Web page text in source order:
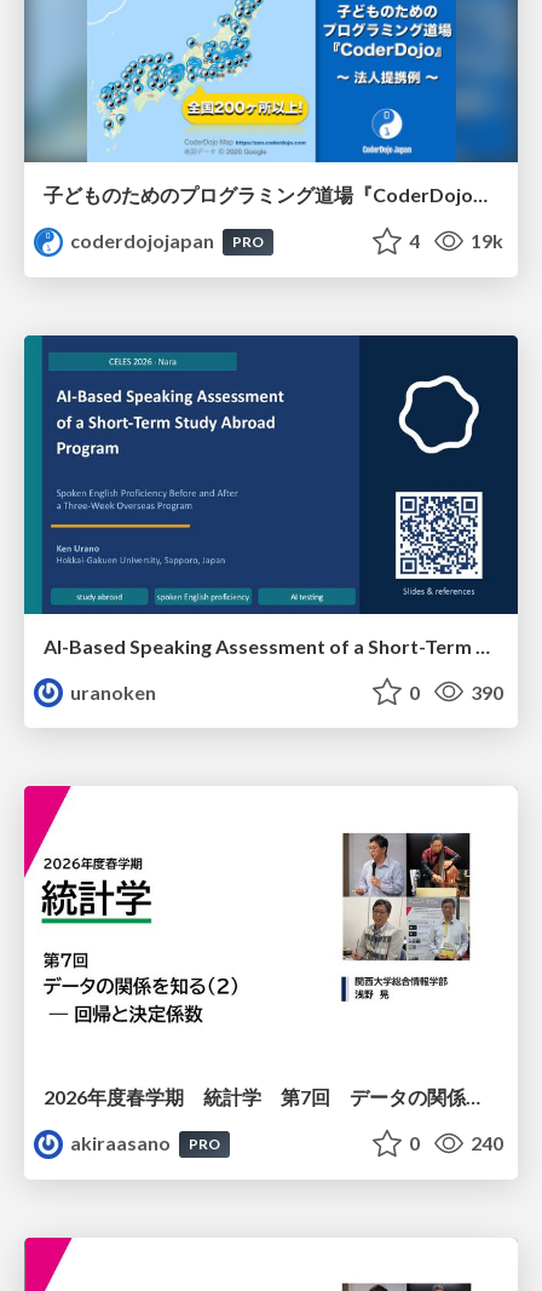
子どものためのプログラミング道場『CoderDojo』〜法人提携例〜 / Partnership with CoderDojo Japan
coderdojojapan
PRO 4 19k
uranoken
0 390
2026年度春学期 統計学 第7回 データの関係を知る（２）ー 回帰と決定係数 (2026. 5. 21)
akiraasano
PRO 0 240